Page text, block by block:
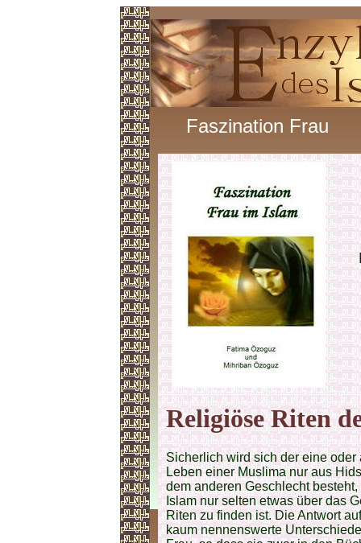
Faszination Frau
Religiöse Riten
Sicherlich wird sich der eine
Leben einer Muslima nur aus
dem anderen Geschlecht
Islam nur selten etwas über das
Riten zu finden ist. Die Antwort
kaum nennenswerte